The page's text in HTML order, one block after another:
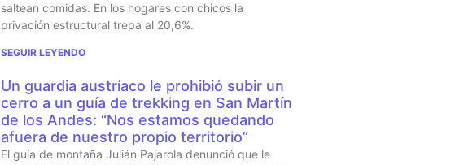
saltean comidas. En los hogares con chicos la
privación estructural trepa al 20,6%.
SEGUIR LEYENDO
Un guardia austríaco le prohibió subir un
cerro a un guía de trekking en San Martín
de los Andes: “Nos estamos quedando
afuera de nuestro propio territorio”
El guía de montaña Julián Pajarola denunció que le